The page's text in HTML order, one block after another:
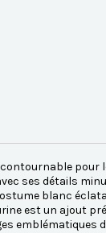
ses détails
blanc
est un ajout